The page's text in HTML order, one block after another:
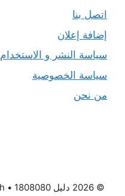
اتصل بنا
إضافة إعلان
سياسة النشر و الاستخدام
سياسة الخصوصية
من نحن
© 2026 دليل 1808080 • Built with